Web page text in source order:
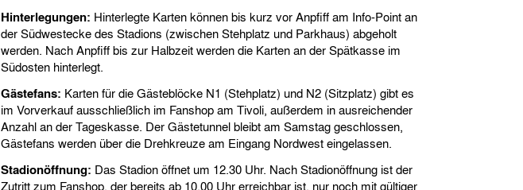
Hinterlegungen: Hinterlegte Karten können bis kurz vor Anpfiff am Info-Point an
der Südwestecke des Stadions (zwischen Stehplatz und Parkhaus) abgeholt
werden. Nach Anpfiff bis zur Halbzeit werden die Karten an der Spätkasse im
Südosten hinterlegt.
Gästefans: Karten für die Gästeblöcke N1 (Stehplatz) und N2 (Sitzplatz) gibt es
im Vorverkauf ausschließlich im Fanshop am Tivoli, außerdem in ausreichender
Anzahl an der Tageskasse. Der Gästetunnel bleibt am Samstag geschlossen,
Gästefans werden über die Drehkreuze am Eingang Nordwest eingelassen.
Stadionöffnung: Das Stadion öffnet um 12.30 Uhr. Nach Stadionöffnung ist der
Zutritt zum Fanshop, der bereits ab 10.00 Uhr erreichbar ist, nur noch mit gültiger